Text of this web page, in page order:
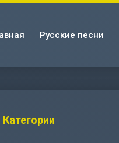
Русские песни
Категории